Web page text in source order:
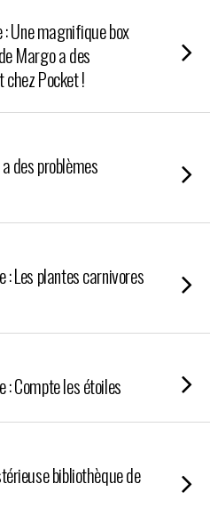
Une magnifique box
Margo a des
chez Pocket !
des problèmes
: Les plantes carnivores
: Compte les étoiles
bibliothèque de